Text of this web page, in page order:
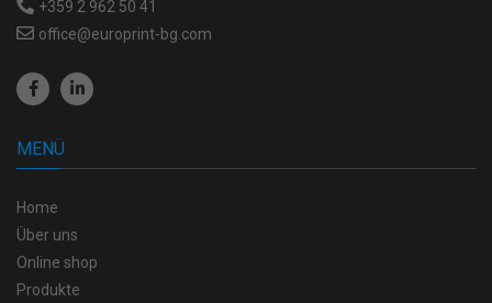
+359 2 962 50 41
office@europrint-bg.com
MENÜ
Home
Über uns
Online shop
Produkte